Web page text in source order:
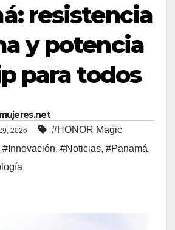
resistencia
y potencia
para todos
2026
#HONOR Magic
#Innovación, #Noticias, #Panamá,